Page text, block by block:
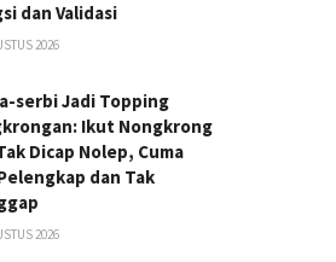
dan Validasi
2026
serbi Jadi Topping
Ikut Nongkrong
Dicap Nolep, Cuma
dan Tak
2026